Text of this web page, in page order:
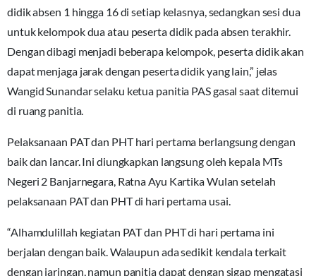
didik absen 1 hingga 16 di setiap kelasnya, sedangkan sesi dua
untuk kelompok dua atau peserta didik pada absen terakhir.
Dengan dibagi menjadi beberapa kelompok, peserta didik akan
dapat menjaga jarak dengan peserta didik yang lain,” jelas
Wangid Sunandar selaku ketua panitia PAS gasal saat ditemui
di ruang panitia.
Pelaksanaan PAT dan PHT hari pertama berlangsung dengan
baik dan lancar. Ini diungkapkan langsung oleh kepala MTs
Negeri 2 Banjarnegara, Ratna Ayu Kartika Wulan setelah
pelaksanaan PAT dan PHT di hari pertama usai.
“Alhamdulillah kegiatan PAT dan PHT di hari pertama ini
berjalan dengan baik. Walaupun ada sedikit kendala terkait
dengan jaringan, namun panitia dapat dengan sigap mengatasi